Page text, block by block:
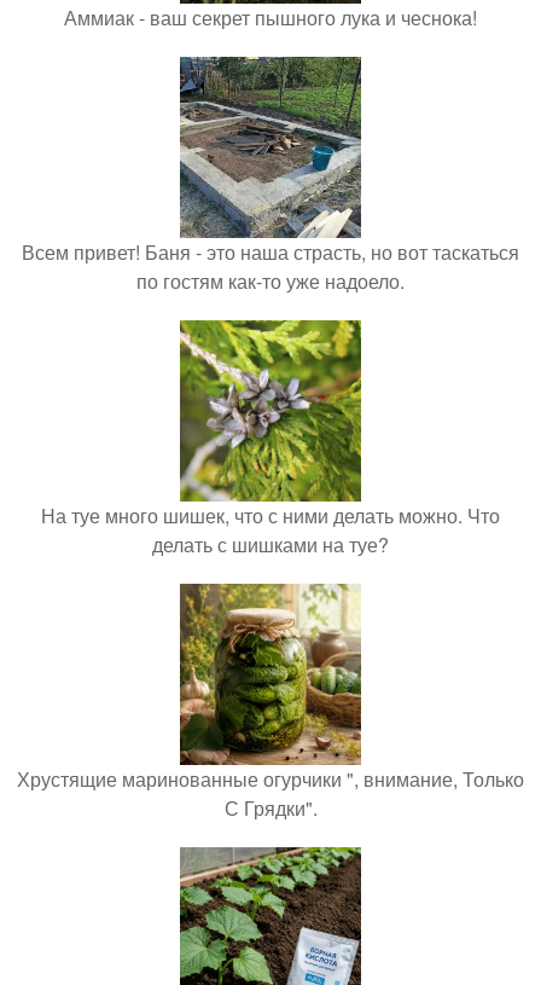
Аммиак - ваш секрет пышного лука и чеснока!
Всем привет! Баня - это наша страсть, но вот таскаться
по гостям как-то уже надоело.
На туе много шишек, что с ними делать можно. Что
делать с шишками на туе?
Хрустящие маринованные огурчики ", внимание, Только
С Грядки".